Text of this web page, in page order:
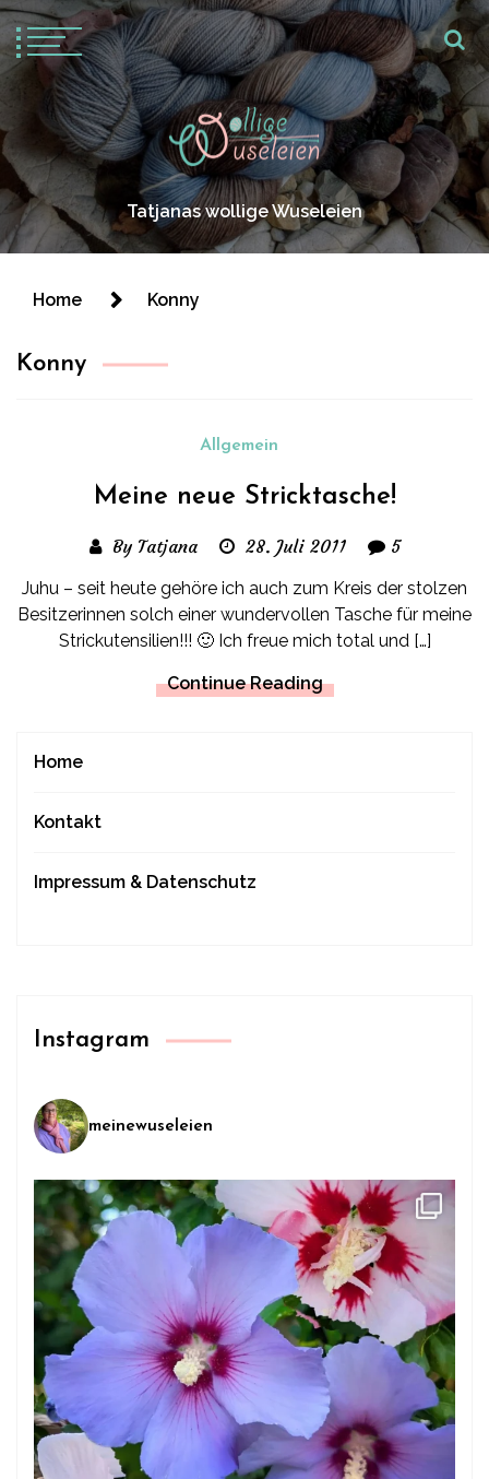
Tatjanas wollige Wuseleien
Home Konny
Konny
Allgemein
Meine neue Stricktasche!
By Tatjana 28. Juli 2011 5
Juhu – seit heute gehöre ich auch zum Kreis der stolzen
Besitzerinnen solch einer wundervollen Tasche für meine
Strickutensilien!!! 🙂 Ich freue mich total und […]
Continue Reading
Home
Kontakt
Impressum & Datenschutz
Instagram
meinewuseleien